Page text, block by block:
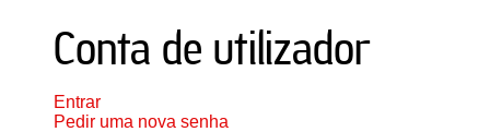
Conta de utilizador
Entrar
Pedir uma nova senha